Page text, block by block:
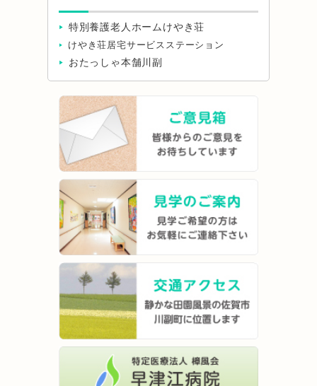
特別養護老人ホームけやき荘
けやき荘居宅サービスステーション
おたっしゃ本舗川副